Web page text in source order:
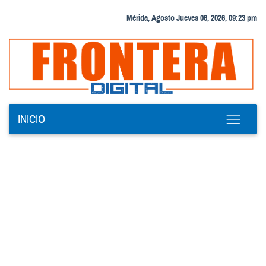
Mérida, Agosto Jueves 06, 2026, 09:23 pm
INICIO